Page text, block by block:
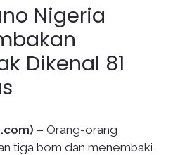
Nigeria
Dikenal 81
– Orang-orang
tiga bom dan menembaki